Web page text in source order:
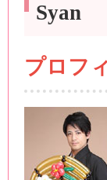
Syan
プロフ